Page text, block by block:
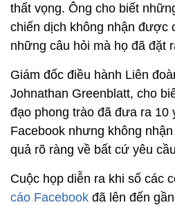
thất vọng. Ông cho biết
chiến dịch không nhận được
những câu hỏi mà họ đã đặt
Giám đốc điều hành Liên
Johnathan Greenblatt, cho
đạo phong trào đã đưa ra 10
Facebook nhưng không
quả rõ ràng về bất cứ yêu
Cuộc họp diễn ra khi số các
cáo Facebook đã lên đến